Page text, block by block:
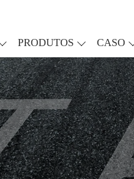
PRODUTOS CASO